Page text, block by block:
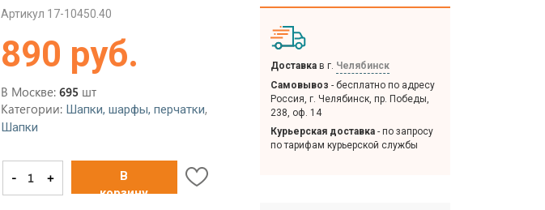
Артикул 17-10450.40
890 руб.
В Москве: 695 шт
Категории: Шапки, шарфы, перчатки,
Шапки
- +
В
корзину
Доставка в г. Челябинск
Самовывоз - бесплатно по адресу
Россия, г. Челябинск, пр. Победы,
238, оф. 14
Курьерская доставка - по запросу
по тарифам курьерской службы